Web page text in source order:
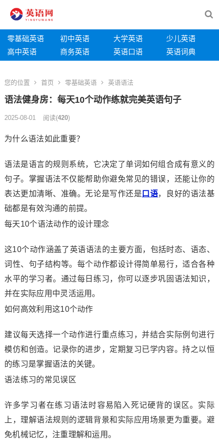
零基础英语 初中英语 大学英语
少儿英语
高中英语
商务英语 英语口语 英语词典
您的位置 首页 零基础英语 英语语法
语法健身房：每天10个动作练就完美英语句子
2025-08-01 阅读(420)
为什么语法如此重要？
语法是语言的规则系统，它决定了单词如何组合成有意义的
句子。掌握语法不仅能帮助你避免常见的错误，还能让你的
表达更加清晰、准确。无论是写作还是 口语，良好的语法基
础都是有效沟通的前提。
每天10个语法动作的设计理念
这10个动作涵盖了英语语法的主要方面，包括时态、语态、
词性、句子结构等。每个动作都设计得简单易行，适合各种
水平的学习者。通过每日练习，你可以逐步巩固语法知识，
并在实际应用中灵活运用。
如何高效利用这10个动作
建议每天选择一个动作进行重点练习，并结合实际例句进行
模仿和创造。记录你的进步，定期复习已学内容。持之以恒
的练习是掌握语法的关键。
语法练习的常见误区
许多学习者在练习语法时容易陷入死记硬背的误区。实际
上，理解语法规则的逻辑背景和实际应用场景更为重要。避
免机械记忆，注重理解和运用。